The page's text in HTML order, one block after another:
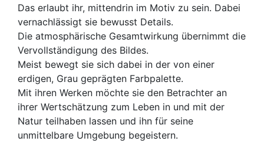
Das erlaubt ihr, mittendrin im Motiv zu sein. Dabei
vernachlässigt sie bewusst Details.
Die atmosphärische Gesamtwirkung übernimmt die
Vervollständigung des Bildes.
Meist bewegt sie sich dabei in der von einer
erdigen, Grau geprägten Farbpalette.
Mit ihren Werken möchte sie den Betrachter an
ihrer Wertschätzung zum Leben in und mit der
Natur teilhaben lassen und ihn für seine
unmittelbare Umgebung begeistern.